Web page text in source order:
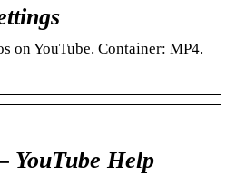
on YouTube. Container: MP4.
YouTube Help